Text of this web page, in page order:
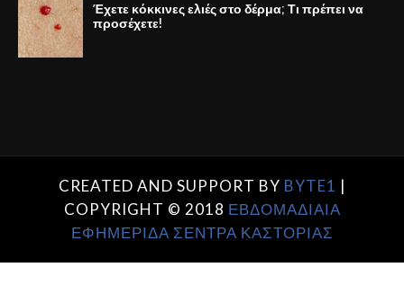
Έχετε κόκκινες ελιές στο δέρμα; Τι πρέπει να
προσέχετε!
CREATED AND SUPPORT BY BYTE1 |
COPYRIGHT © 2018 ΕΒΔΟΜΑΔΙΑΙΑ
ΕΦΗΜΕΡΙΔΑ ΣΕΝΤΡΑ ΚΑΣΤΟΡΙΑΣ